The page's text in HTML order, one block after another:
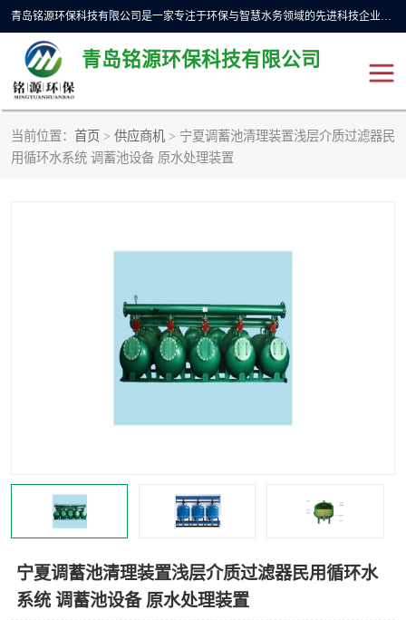
青岛铭源环保科技有限公司是一家专注于环保与智慧水务领域的先进科技企业，公司专注于云智能一体化预制泵站、水务循环利用、海绵城市、云智慧水务开发及新型环保技术研发等领域。铭源环保以为客户提供优质产品、专业技术服务为己任。为客户提供量身定制方案，提供多种配置方案满足实际使用要求。严控供货周期，并提供高标准后期维护。以环保为己任，视质量如生命，以技术做先导，靠诚信赢客户。
青岛铭源环保科技有限公司
当前位置： 首页 > 供应商机 > 宁夏调蓄池清理装置浅层介质过滤器民
用循环水系统 调蓄池设备 原水处理装置
宁夏调蓄池清理装置浅层介质过滤器民用循环水
系统 调蓄池设备 原水处理装置
一体化HMPP泵站 气动柔性截污装置
加压泵房/灌溉泵房
真空冲洗装置
雨水收集回用装置 门式冲洗装置
智能一体化灌溉泵房 一体化污水处理泵房
一体化泵闸
真空冲洗设备 翻转式堰门